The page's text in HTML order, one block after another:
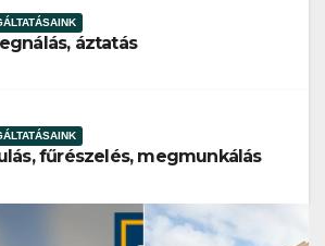
áztatás
fűrészelés, megmunkálás